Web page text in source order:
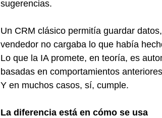
sugerencias.
Un CRM clásico permitía guardar
vendedor no cargaba lo que había
Lo que la IA promete, en teoría, es
basadas en comportamientos
Y en muchos casos, sí, cumple.
La diferencia está en cómo se usa